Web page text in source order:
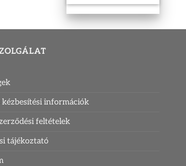
was:
6
980 Ft.
is:
4
886 Ft.
kézbesítési információk
feltételek
tájékoztató